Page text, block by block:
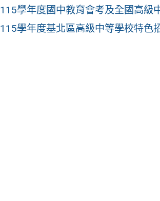
115學年度國中教育會考及全國高級
115學年度基北區高級中等學校特色